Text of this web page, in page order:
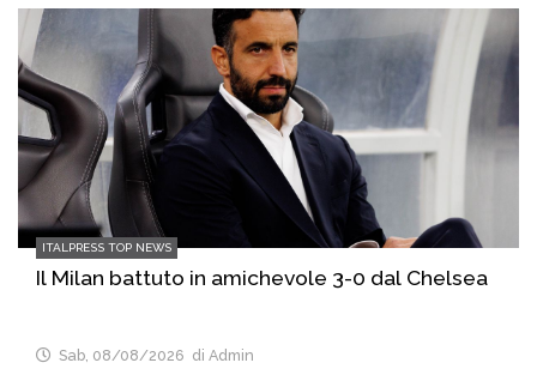
ITALPRESS TOP NEWS
Il Milan battuto in amichevole 3-0 dal Chelsea
Sab, 08/08/2026 di Admin